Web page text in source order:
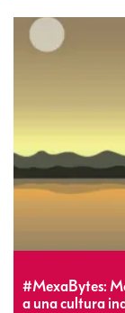
#MexaBytes:
a una cultura